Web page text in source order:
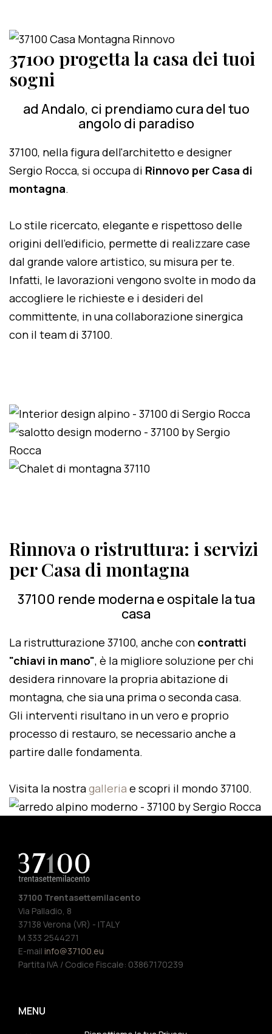
37100 progetta la casa dei tuoi
sogni
ad Andalo, ci prendiamo cura del tuo
angolo di paradiso
37100, nella figura dell'architetto e designer
Sergio Rocca, si occupa di Rinnovo per Casa di
montagna.
Lo stile ricercato, elegante e rispettoso delle
origini dell'edificio, permette di realizzare case
dal grande valore artistico, su misura per te.
Infatti, le lavorazioni vengono svolte in modo da
accogliere le richieste e i desideri del
committente, in una collaborazione sinergica
con il team di 37100.
Rinnova o ristruttura: i servizi
per Casa di montagna
37100 rende moderna e ospitale la tua
casa
La ristrutturazione 37100, anche con contratti
"chiavi in mano", è la migliore soluzione per chi
desidera rinnovare la propria abitazione di
montagna, che sia una prima o seconda casa.
Gli interventi risultano in un vero e proprio
processo di restauro, se necessario anche a
partire dalle fondamenta.
Visita la nostragalleria e scopri il mondo 37100.
37100 Trentasettemilacento
Via Palladio, 8
37138 Verona (VR) - ITALY
M 333 2544271
E-mail info@37100.eu
Partita IVA / Codice Fiscale: 03867170239
MENU